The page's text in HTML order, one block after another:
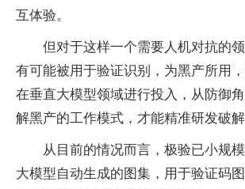
互体验。
但对于这样一个需要人机对抗的
有可能被用于验证识别，为黑产所用
在垂直大模型领域进行投入，从防御
解黑产的工作模式，才能精准研发破解
从目前的情况而言，极验已小规
大模型自动生成的图集，用于验证码